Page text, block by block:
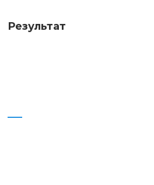
Результат